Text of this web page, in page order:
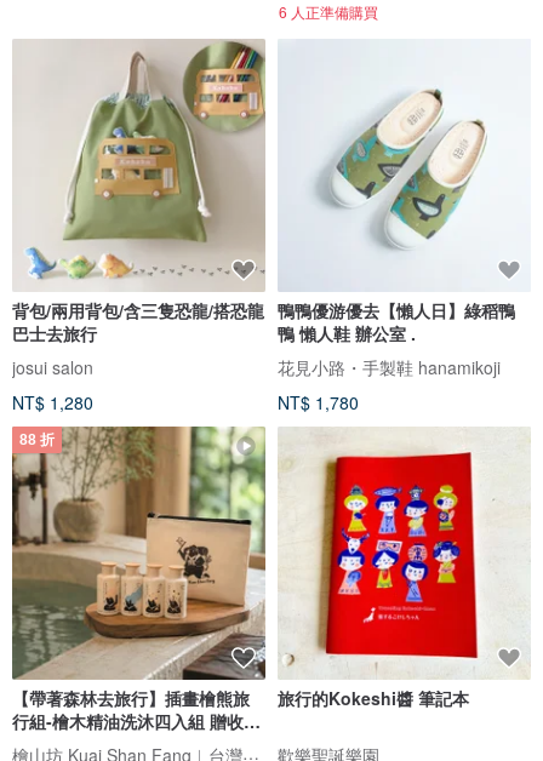
6 人正準備購買
背包/兩用背包/含三隻恐龍/搭恐龍
巴士去旅行
josui salon
NT$ 1,280
鴨鴨優游優去【懶人日】綠稻鴨
鴨 懶人鞋 辦公室 .
花見小路・手製鞋 hanamikoji
NT$ 1,780
88 折
【帶著森林去旅行】插畫檜熊旅
行組-檜木精油洗沐四入組 贈收納
袋
檜山坊 Kuai Shan Fang︱台灣檜木香氛領導品牌，療癒森林
旅行的Kokeshi醬 筆記本
歡樂聖誕樂園